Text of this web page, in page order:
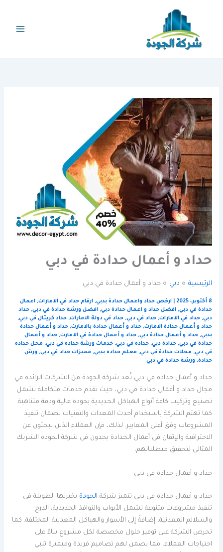
حداد و أعمال حدادة في دبي
الرئيسية دبي حداد و أعمال حدادة في دبي
8 أكتوبر، 2025 |ارخص حداد واعمال حدادة بدبي,ارقام حداد في الامارات,اعمال
حدادة في دبي,افضل حداد و اعمال حدادة دبي,افضل ورشة حدادة في دبي,حداد
دبي,حداد في الامارات,حداد في دبي,حداد في دولة الامارات,حداد كريتال في دبي,
حداد و أعمال حدادة الامارت,حداد و أعمال حدادة بالامارت,حداد و أعمال حدادة
بدبي,حداد و أعمال حدادة دبي,حداد و أعمال حدادة في الامارت,حداد و أعمال
حدادة في دبي,حدادة دبي,حداده في دبي,خدمات ورشة حداده في دبي, محل حداده
في دبي, محلات حدادة في دبي, معلم حداده بدبي, مميزات حداد في دبي,ورش
حدادة,ورشة حدادة في دبي
حداد و أعمال حدادة في دبي تُعد شركة الجودة من الشركات الرائدة في
مجال حداد و أعمال حدادة في دبي، حيث تقدم خدمات متكاملة تشمل
تصنيع وتركيب كافة أنواع الهياكل الحديدية بجودة عالية ودقة متناهية.
كما تهتم الشركة باستخدام أحدث المعدات والتقنيات لضمان تنفيذ
المشروعات وفق أعلى المعايير. لذلك، فإن العملاء الذين يبحثون عن
الاحترافية والإتقان في أعمال الحدادة يجدون في شركة الجودة الشريك
المثالي لتحقيق متطلباتهم.
حداد و أعمال حدادة في دبي
حداد و أعمال حدادة في دبي تتميز شركة الجودة بخبرتها الطويلة في
تنفيذ مشروعات متنوعة تشمل الأبواب والنوافذ الحديدية، الدرج
والسلالم المعدنية، إضافةً إلى الأسوار والهياكل المعدنية المختلفة. كما
تحرص الشركة على توفير حلول مخصصة لكل مشروع بناءً على
احتياجات العملاء، مما يضمن لهم تصاميم فريدة ومتميزة تلبي